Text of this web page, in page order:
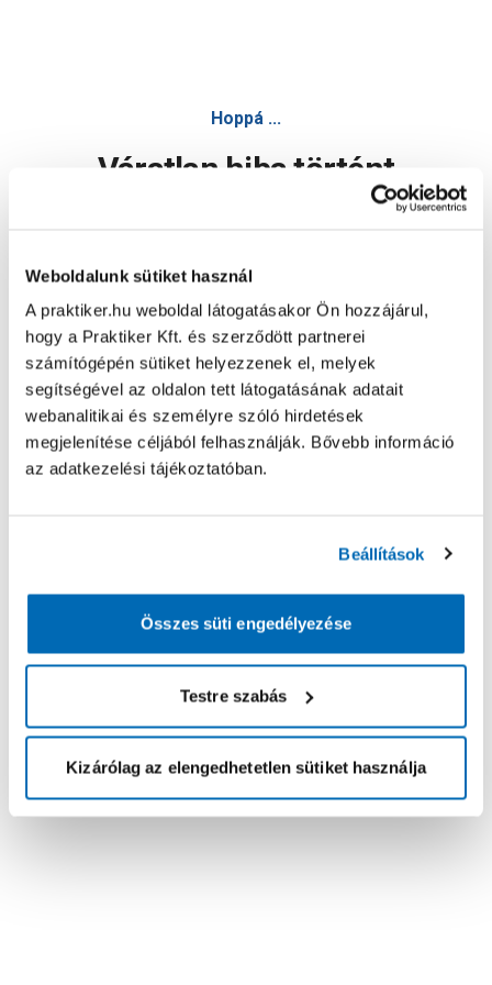
Weboldalunk sütiket használ
A praktiker.hu weboldal látogatásakor Ön hozzájárul,
hogy a Praktiker Kft. és szerződött partnerei
számítógépén sütiket helyezzenek el, melyek
segítségével az oldalon tett látogatásának adatait
webanalitikai és személyre szóló hirdetések
megjelenítése céljából felhasználják. Bővebb információ
az adatkezelési tájékoztatóban.
Beállítások
Összes süti engedélyezése
Testre szabás
Kizárólag az elengedhetetlen sütiket használja
Hoppá ...
Váratlan hiba történt
Oldal újratöltése